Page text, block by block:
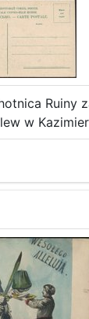
Ruiny
w